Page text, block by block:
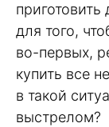
для того,
во-первых,
купить все
в такой
выстрелом?